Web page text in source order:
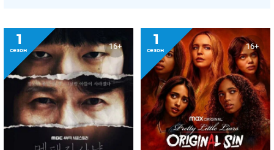
1
сезон 16+ 1
сезон 16+